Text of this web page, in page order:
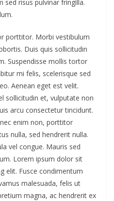
sed risus pulvinar fringilla.
porttitor. Morbi vestibulum
Duis quis sollicitudin
Suspendisse mollis tortor
mi felis, scelerisque sed
Aenean eget est velit.
sollicitudin et, vulputate non
arcu consectetur tincidunt.
enim non, porttitor
nulla, sed hendrerit nulla.
vel congue. Mauris sed
Lorem ipsum dolor sit
elit. Fusce condimentum
malesuada, felis ut
magna, ac hendrerit ex